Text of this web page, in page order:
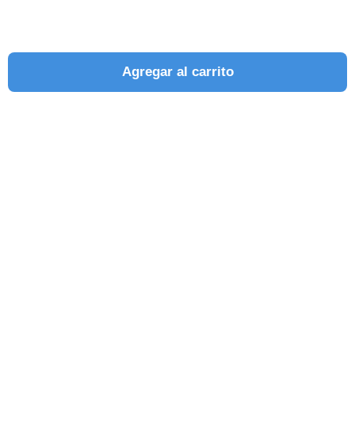
Agregar al carrito